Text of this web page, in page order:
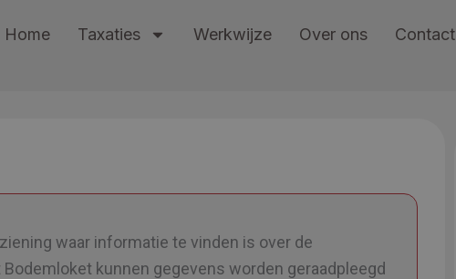
Home Taxaties Werkwijze Over ons Contact
waar informatie te vinden is over de
kunnen gegevens worden geraadpleegd